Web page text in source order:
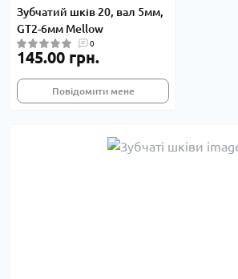
Зубчатий шків 20, вал 5мм,
GT2-6мм Mellow
0
145.00 грн.
Повідомити мене